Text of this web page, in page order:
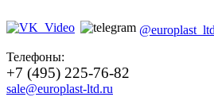
@europlast_ltd
Телефоны:
+7 (495) 225-76-82
sale@europlast-ltd.ru